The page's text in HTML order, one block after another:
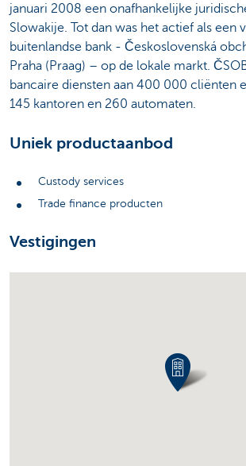
januari 2008 een onafhankelijke
Slowakije. Tot dan was het actief als een
buitenlandse bank - Československá
Praha (Praag) – op de lokale markt.
bancaire diensten aan 400 000 cliënten
145 kantoren en 260 automaten.
Uniek productaanbod
Custody services
Trade finance producten
Vestigingen